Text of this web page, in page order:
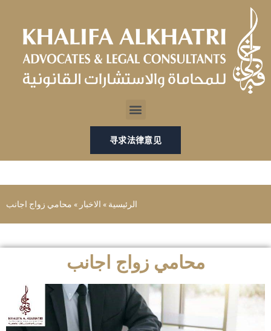
Menu
寻求法律意见
الرئيسية » الاخبار » محامي زواج اجانب
محامي زواج اجانب